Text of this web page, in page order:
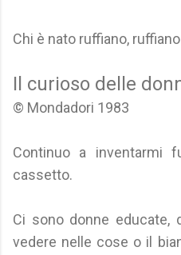
Chi è nato ruffiano,
Il curioso delle
© Mondadori 1983
Continuo a inventarmi
cassetto.
Ci sono donne educate,
vedere nelle cose o il